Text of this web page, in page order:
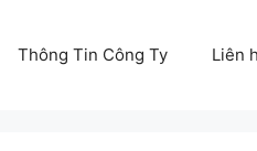
Thông Tin Công Ty Liên